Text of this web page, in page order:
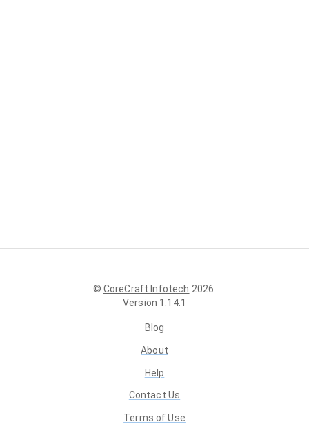
© CoreCraft Infotech 2026
Version 1.14.1
Blog
About
Help
Contact Us
Terms of Use